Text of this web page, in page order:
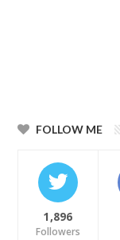
FOLLOW ME
1,896
Followers